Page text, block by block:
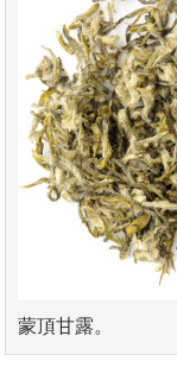
蒙頂甘露。